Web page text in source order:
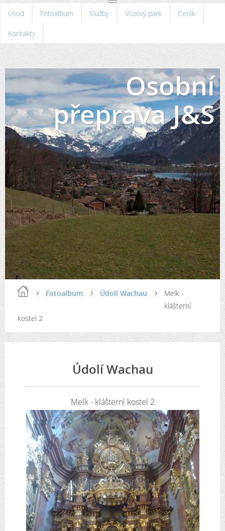
Úvod Fotoalbum Služby Vozový park Ceník
Kontakty
Osobní
přeprava J&S
Fotoalbum Údolí Wachau
Melk -
klášterní
kostel 2
Údolí Wachau
Melk - klášterní kostel 2